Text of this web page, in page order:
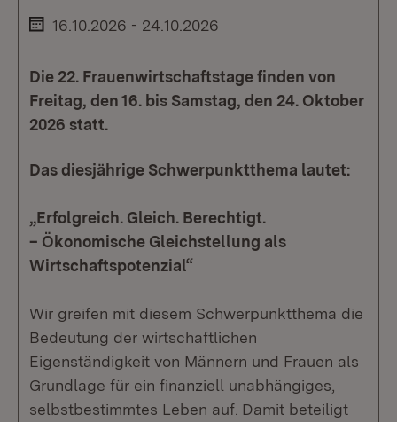
16.10.2026 - 24.10.2026
Die 22. Frauenwirtschaftstage finden von
Freitag, den 16. bis Samstag, den 24. Oktober
2026 statt.
Das diesjährige Schwerpunktthema lautet:
„Erfolgreich. Gleich. Berechtigt.
– Ökonomische Gleichstellung als
Wirtschaftspotenzial“
Wir greifen mit diesem Schwerpunktthema die
Bedeutung der wirtschaftlichen
Eigenständigkeit von Männern und Frauen als
Grundlage für ein finanziell unabhängiges,
selbstbestimmtes Leben auf. Damit beteiligt